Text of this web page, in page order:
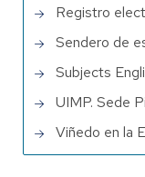
Registro
Sendero de
Subjects
UIMP. Sede
Viñedo en la